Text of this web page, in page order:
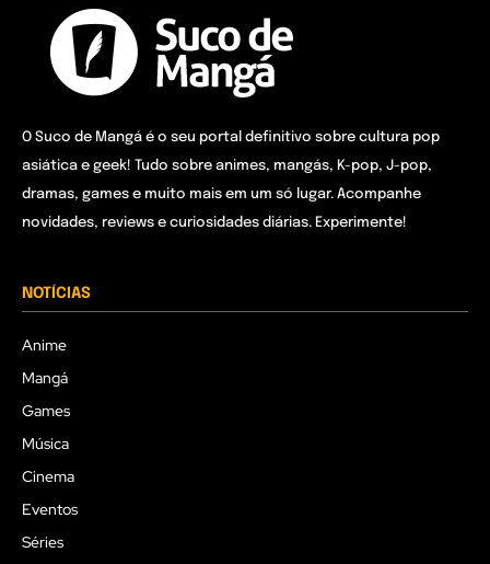
O Suco de Mangá é o seu portal definitivo sobre cultura pop
asiática e geek! Tudo sobre animes, mangás, K-pop, J-pop,
dramas, games e muito mais em um só lugar. Acompanhe
novidades, reviews e curiosidades diárias. Experimente!
NOTÍCIAS
Anime
Mangá
Games
Música
Cinema
Eventos
Séries